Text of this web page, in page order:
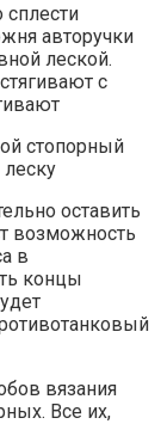
авторучки
леской.
с
стопорный
оставить
возможность
в
концы
вязания
Все их,